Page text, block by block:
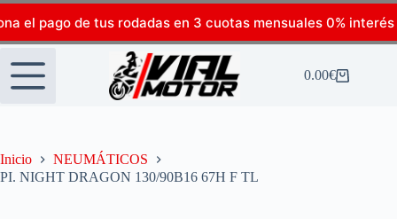
el pago de tus rodadas en 3 cuotas mensuales 0% interés
0.00€
Inicio
NEUMÁTICOS
PI. NIGHT DRAGON 130/90B16 67H F TL